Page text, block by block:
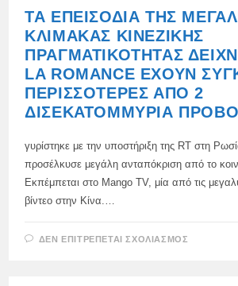
ΤΑ ΕΠΕΙΣΌΔΙΑ ΤΗΣ
ΚΛΊΜΑΚΑΣ ΚΙΝΕΖΙΚΉΣ
ΠΡΑΓΜΑΤΙΚΌΤΗΤΑΣ
LA ROMANCE ΈΧΟΥΝ
ΠΕΡΙΣΣΌΤΕΡΕΣ ΑΠΌ 2
ΔΙΣΕΚΑΤΟΜΜΎΡΙΑ
γυρίστηκε με την υποστήριξη της RT στη
προσέλκυσε μεγάλη ανταπόκριση από το
Εκπέμπεται στο Mango TV, μία από τις
βίντεο στην Κίνα.…
ΔΕΝ ΕΠΙΤΡΈΠΕΤΑΙ ΣΧΟΛΙΑΣΜΌΣ